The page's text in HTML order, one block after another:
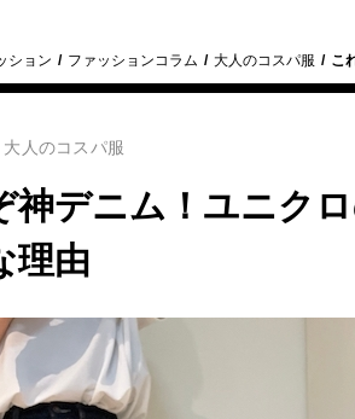
ション ファッションコラム 大人のコスパ服 こ
大人のコスパ服
神デニム！ユニク
理由